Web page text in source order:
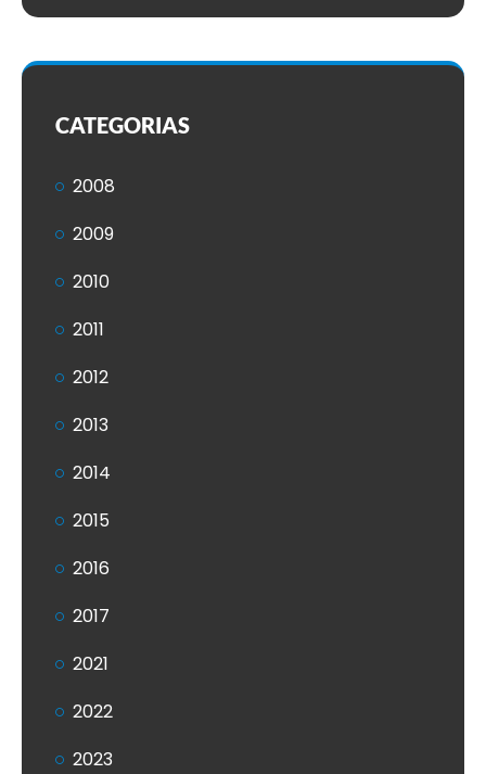
CATEGORIAS
2008
2009
2010
2011
2012
2013
2014
2015
2016
2017
2021
2022
2023